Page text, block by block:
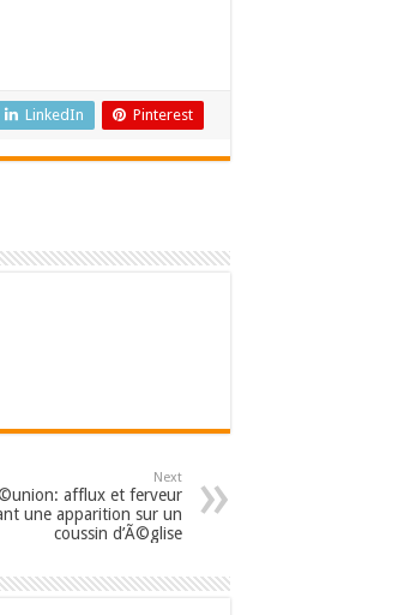
LinkedIn Pinterest
Next
afflux et ferveur
une apparition sur un
coussin d’Ã©glise